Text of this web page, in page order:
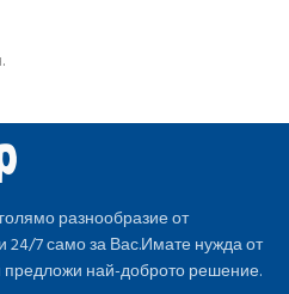
разнообразие от
24/7 само за Вас.Имате нужда от
предложи най-доброто решение.